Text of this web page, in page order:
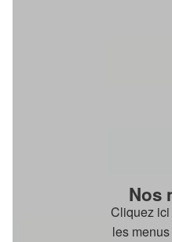
Nos
Cliquez
les